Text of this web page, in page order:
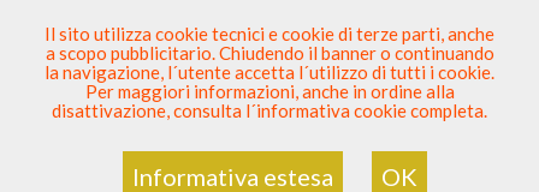
SEI DENTISTA? PARTECIPA
Sei QuiElenco Dentista Sicuro > Odontoiatria>
Ambulatori Dentistici>Piemonte>Torino>CAP 10054
ZONA CON CAP 10054
Il sito utilizza cookie tecnici e cookie di terze parti, anche
a scopo pubblicitario. Chiudendo il banner o continuando
la navigazione, l´utente accetta l´utilizzo di tutti i cookie.
Per maggiori informazioni, anche in ordine alla
disattivazione, consulta l´informativa cookie completa.
Informativa estesa OK